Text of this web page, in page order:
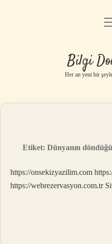
Yasal
Bilgi
Her an yeni bir
Etiket:Dünyanın
https://onsekizyazilim.com
https://webrezervasyon.com.tr